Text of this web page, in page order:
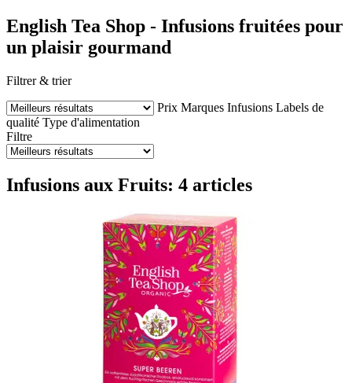
English Tea Shop - Infusions fruitées pour
un plaisir gourmand
Filtrer & trier
Prix Marques Infusions Labels de
qualité Type d'alimentation
Filtre
Infusions aux Fruits: 4 articles